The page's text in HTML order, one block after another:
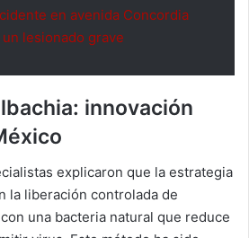
en avenida Concordia
un lesionado grave
innovación
explicaron que la estrategia
la liberación controlada de
una bacteria natural que reduce